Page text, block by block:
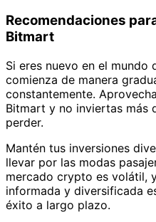
Recomendaciones
Bitmart
Si eres nuevo en el mundo
comienza de manera
constantemente.
Bitmart y no inviertas más
perder.
Mantén tus inversiones
llevar por las modas
mercado crypto es volátil,
informada y diversificada
éxito a largo plazo.